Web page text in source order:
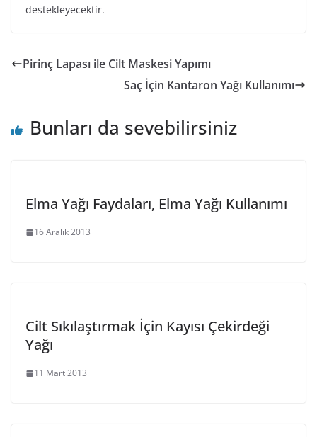
destekleyecektir.
Pirinç Lapası ile Cilt Maskesi Yapımı
Saç İçin Kantaron Yağı Kullanımı
Bunları da sevebilirsiniz
Elma Yağı Faydaları, Elma Yağı Kullanımı
16 Aralık 2013
Cilt Sıkılaştırmak İçin Kayısı Çekirdeği
Yağı
11 Mart 2013